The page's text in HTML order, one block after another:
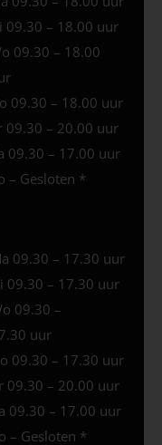
09.30 – 18.00 uur
09.30 – 18.00
09.30 – 18.00 uur
09.30 – 20.00 uur
09.30 – 17.00 uur
– Gesloten *
09.30 – 17.30 uur
09.30 – 17.30 uur
09.30 –
uur
09.30 – 17.30 uur
09.30 – 20.00 uur
09.30 – 17.00 uur
– Gesloten *